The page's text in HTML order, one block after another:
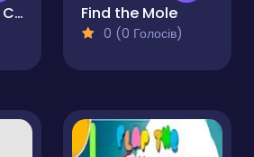
Italian Brainrot Clicker Game Find the Mole
0 (0 Голосів)